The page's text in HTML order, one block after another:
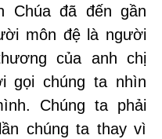
Chúa đã đến gần
môn đệ là người
của anh chị
gọi chúng ta nhìn
Chúng ta phải
chúng ta thay vì